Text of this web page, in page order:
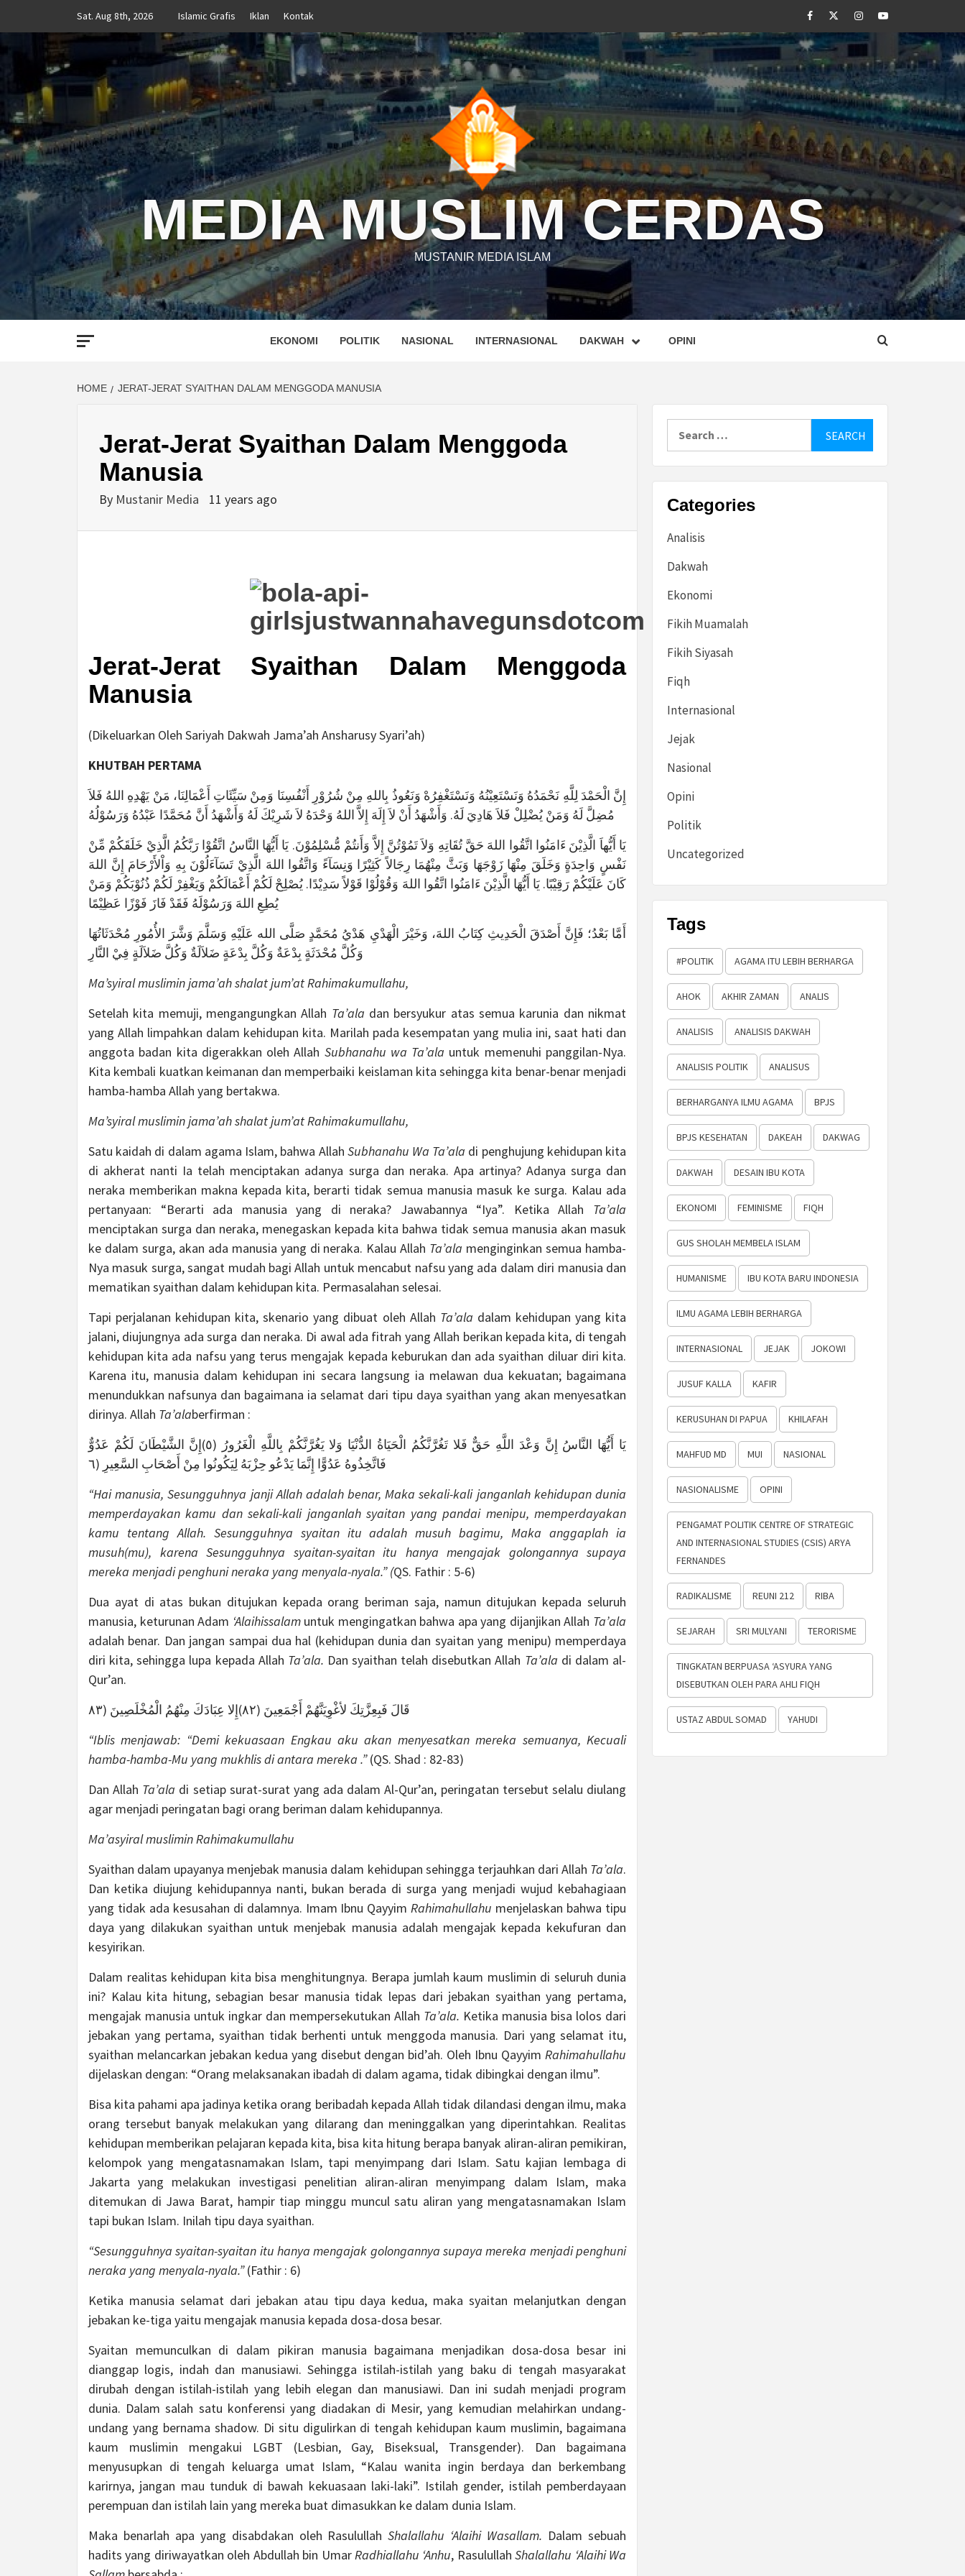
Sat. Aug 8th, 2026 Islamic Grafis Iklan Kontak FacebookTwitterInstagram
Youtube
MEDIA MUSLIM CERDAS
MUSTANIR MEDIA ISLAM
EKONOMI POLITIK NASIONAL INTERNASIONAL DAKWAH OPINI
HOME JERAT-JERAT SYAITHAN DALAM MENGGODA MANUSIA
Jerat-Jerat Syaithan Dalam Menggoda
Manusia
By Mustanir Media 11 years ago
Jerat-Jerat Syaithan Dalam Menggoda
Manusia
(Dikeluarkan Oleh Sariyah Dakwah Jama’ah Ansharusy Syari’ah)
KHUTBAH PERTAMA
إِنَّ الْحَمْدَ لِلَّهِ نَحْمَدُهُ وَنَسْتَعِيْنُهُ وَنَسْتَغْفِرُهْ وَنَعُوذُ بِاللهِ مِنْ شُرُوْرِ أَنْفُسِنَا وَمِنْ سَيِّئَاتِ أَعْمَالِنَا، مَنْ يَهْدِهِ اللهُ فَلاَ
مُضِلَّ لَهُ وَمَنْ يُضْلِلْ فَلاَ هَادِيَ لَهُ. وَأَشْهَدُ أَنْ لاَ إِلَهَ إِلاَّ اللهُ وَحْدَهُ لاَ شَرِيْكَ لَهُ وَأَشْهَدُ أَنَّ مُحَمَّدًا عَبْدُهُ وَرَسُوْلُهُ
يَا أَيُّهاَ الَّذِيْنَ ءَامَنُوا اتَّقُوا اللهَ حَقَّ تُقَاتِهِ وَلاَ تَمُوْتُنَّ إِلاَّ وَأَنتُمْ مُّسْلِمُوْنَ. يَا أَيُّهَا النَّاسُ اتَّقُوْا رَبَّكُمُ الَّذِيْ خَلَقَكُمْ مِّنْ
نَفْسٍ وَاحِدَةٍ وَخَلَقَ مِنْهَا زَوْجَهَا وَبَثَّ مِنْهُمَا رِجَالاً كَثِيْرًا وَنِسَآءً وَاتَّقُوا اللهَ الَّذِيْ تَسَآءَلُوْنَ بِهِ وَاْلأَرْحَامَ إِنَّ اللهَ
كَانَ عَلَيْكُمْ رَقِيْبًا. يَا أَيُّهَا الَّذِيْنَ ءَامَنُوا اتَّقُوا اللهَ وَقُوْلُوْا قَوْلاً سَدِيْدًا. يُصْلِحْ لَكُمْ أَعْمَالَكُمْ وَيَغْفِرْ لَكُمْ ذُنُوْبَكُمْ وَمَنْ
يُطِعِ اللهَ وَرَسُوْلَهُ فَقَدْ فَازَ فَوْزًا عَظِيْمًا
أَمَّا بَعْدُ؛ فَإِنَّ أَصْدَقَ الْحَدِيثِ كِتَابُ اللهَ، وَخَيْرَ الْهَدْيِ هَدْيُ مُحَمَّدٍ صَلَّى الله عَلَيْهِ وَسَلَّمَ وَشَّرَ الأُمُورِ مُحْدَثَاتُهَا
وَكُلَّ مُحْدَثَةٍ بِدْعَةٌ وَكُلَّ بِدْعَةٍ ضَلاَلَةٌ وَكُلَّ ضَلاَلَةٍ فِيْ النَّارِ
Ma’syiral muslimin jama’ah shalat jum’at Rahimakumullahu,
Setelah kita memuji, mengangungkan Allah Ta’ala dan bersyukur atas semua karunia dan nikmat
yang Allah limpahkan dalam kehidupan kita. Marilah pada kesempatan yang mulia ini, saat hati dan
anggota badan kita digerakkan oleh Allah Subhanahu wa Ta’ala untuk memenuhi panggilan-Nya.
Kita kembali kuatkan keimanan dan memperbaiki keislaman kita sehingga kita benar-benar menjadi
hamba-hamba Allah yang bertakwa.
Ma’syiral muslimin jama’ah shalat jum’at Rahimakumullahu,
Satu kaidah di dalam agama Islam, bahwa Allah Subhanahu Wa Ta’ala di penghujung kehidupan kita
di akherat nanti Ia telah menciptakan adanya surga dan neraka. Apa artinya? Adanya surga dan
neraka memberikan makna kepada kita, berarti tidak semua manusia masuk ke surga. Kalau ada
pertanyaan: “Berarti ada manusia yang di neraka? Jawabannya “Iya”. Ketika Allah Ta’ala
menciptakan surga dan neraka, menegaskan kepada kita bahwa tidak semua manusia akan masuk
ke dalam surga, akan ada manusia yang di neraka. Kalau Allah Ta’ala menginginkan semua hamba-
Nya masuk surga, sangat mudah bagi Allah untuk mencabut nafsu yang ada dalam diri manusia dan
mematikan syaithan dalam kehidupan kita. Permasalahan selesai.
Tapi perjalanan kehidupan kita, skenario yang dibuat oleh Allah Ta’ala dalam kehidupan yang kita
jalani, diujungnya ada surga dan neraka. Di awal ada fitrah yang Allah berikan kepada kita, di tengah
kehidupan kita ada nafsu yang terus mengajak kepada keburukan dan ada syaithan diluar diri kita.
Karena itu, manusia dalam kehidupan ini secara langsung ia melawan dua kekuatan; bagaimana
menundukkan nafsunya dan bagaimana ia selamat dari tipu daya syaithan yang akan menyesatkan
dirinya. Allah Ta’alaberfirman :
يَا أَيُّهَا النَّاسُ إِنَّ وَعْدَ اللَّهِ حَقٌّ فَلا تَغُرَّنَّكُمُ الْحَيَاةُ الدُّنْيَا وَلا يَغُرَّنَّكُمْ بِاللَّهِ الْغَرُورُ (٥)إِنَّ الشَّيْطَانَ لَكُمْ عَدُوٌّ
فَاتَّخِذُوهُ عَدُوًّا إِنَّمَا يَدْعُو حِزْبَهُ لِيَكُونُوا مِنْ أَصْحَابِ السَّعِيرِ (٦
“Hai manusia, Sesungguhnya janji Allah adalah benar, Maka sekali-kali janganlah kehidupan dunia
memperdayakan kamu dan sekali-kali janganlah syaitan yang pandai menipu, memperdayakan
kamu tentang Allah. Sesungguhnya syaitan itu adalah musuh bagimu, Maka anggaplah ia
musuh(mu), karena Sesungguhnya syaitan-syaitan itu hanya mengajak golongannya supaya
mereka menjadi penghuni neraka yang menyala-nyala.” (QS. Fathir : 5-6)
Dua ayat di atas bukan ditujukan kepada orang beriman saja, namun ditujukan kepada seluruh
manusia, keturunan Adam ‘Alaihissalamuntuk mengingatkan bahwa apa yang dijanjikan Allah Ta’ala
adalah benar. Dan jangan sampai dua hal (kehidupan dunia dan syaitan yang menipu) memperdaya
diri kita, sehingga lupa kepada Allah Ta’ala. Dan syaithan telah disebutkan Allah Ta’ala di dalam al-
Qur’an.
قَالَ فَبِعِزَّتِكَ لأغْوِيَنَّهُمْ أَجْمَعِينَ (٨٢)إِلا عِبَادَكَ مِنْهُمُ الْمُخْلَصِينَ (٨٣
“Iblis menjawab: “Demi kekuasaan Engkau aku akan menyesatkan mereka semuanya, Kecuali
hamba-hamba-Mu yang mukhlis di antara mereka .”(QS. Shad : 82-83)
Dan Allah Ta’ala di setiap surat-surat yang ada dalam Al-Qur’an, peringatan tersebut selalu diulang
agar menjadi peringatan bagi orang beriman dalam kehidupannya.
Ma’asyiral muslimin Rahimakumullahu
Syaithan dalam upayanya menjebak manusia dalam kehidupan sehingga terjauhkan dari Allah Ta’ala.
Dan ketika diujung kehidupannya nanti, bukan berada di surga yang menjadi wujud kebahagiaan
yang tidak ada kesusahan di dalamnya. Imam Ibnu QayyimRahimahullahu menjelaskan bahwa tipu
daya yang dilakukan syaithan untuk menjebak manusia adalah mengajak kepada kekufuran dan
kesyirikan.
Dalam realitas kehidupan kita bisa menghitungnya. Berapa jumlah kaum muslimin di seluruh dunia
ini? Kalau kita hitung, sebagian besar manusia tidak lepas dari jebakan syaithan yang pertama,
mengajak manusia untuk ingkar dan mempersekutukan Allah Ta’ala. Ketika manusia bisa lolos dari
jebakan yang pertama, syaithan tidak berhenti untuk menggoda manusia. Dari yang selamat itu,
syaithan melancarkan jebakan kedua yang disebut dengan bid’ah. Oleh Ibnu Qayyim Rahimahullahu
dijelaskan dengan: “Orang melaksanakan ibadah di dalam agama, tidak dibingkai dengan ilmu”.
Bisa kita pahami apa jadinya ketika orang beribadah kepada Allah tidak dilandasi dengan ilmu, maka
orang tersebut banyak melakukan yang dilarang dan meninggalkan yang diperintahkan. Realitas
kehidupan memberikan pelajaran kepada kita, bisa kita hitung berapa banyak aliran-aliran pemikiran,
kelompok yang mengatasnamakan Islam, tapi menyimpang dari Islam. Satu kajian lembaga di
Jakarta yang melakukan investigasi penelitian aliran-aliran menyimpang dalam Islam, maka
ditemukan di Jawa Barat, hampir tiap minggu muncul satu aliran yang mengatasnamakan Islam
tapi bukan Islam. Inilah tipu daya syaithan.
“Sesungguhnya syaitan-syaitan itu hanya mengajak golongannya supaya mereka menjadi penghuni
neraka yang menyala-nyala.”(Fathir : 6)
Ketika manusia selamat dari jebakan atau tipu daya kedua, maka syaitan melanjutkan dengan
jebakan ke-tiga yaitu mengajak manusia kepada dosa-dosa besar.
Syaitan memunculkan di dalam pikiran manusia bagaimana menjadikan dosa-dosa besar ini
dianggap logis, indah dan manusiawi. Sehingga istilah-istilah yang baku di tengah masyarakat
dirubah dengan istilah-istilah yang lebih elegan dan manusiawi. Dan ini sudah menjadi program
dunia. Dalam salah satu konferensi yang diadakan di Mesir, yang kemudian melahirkan undang-
undang yang bernama shadow. Di situ digulirkan di tengah kehidupan kaum muslimin, bagaimana
kaum muslimin mengakui LGBT (Lesbian, Gay, Biseksual, Transgender). Dan bagaimana
menyusupkan di tengah keluarga umat Islam, “Kalau wanita ingin berdaya dan berkembang
karirnya, jangan mau tunduk di bawah kekuasaan laki-laki”. Istilah gender, istilah pemberdayaan
perempuan dan istilah lain yang mereka buat dimasukkan ke dalam dunia Islam.
Maka benarlah apa yang disabdakan oleh RasulullahShalallahu ‘Alaihi Wasallam. Dalam sebuah
hadits yang diriwayatkan oleh Abdullah bin UmarRadhiallahu ‘Anhu, RasulullahShalallahu ‘Alaihi Wa
Categories
Analisis
Dakwah
Ekonomi
Fikih Muamalah
Fikih Siyasah
Fiqh
Internasional
Jejak
Nasional
Opini
Politik
Uncategorized
Tags
#POLITIK AGAMA ITU LEBIH BERHARGA
AHOK AKHIR ZAMAN ANALIS
ANALISIS ANALISIS DAKWAH
ANALISIS POLITIK ANALISUS
BERHARGANYA ILMU AGAMA BPJS
BPJS KESEHATAN DAKEAH DAKWAG
DAKWAH DESAIN IBU KOTA
EKONOMI FEMINISME FIQH
GUS SHOLAH MEMBELA ISLAM
HUMANISME IBU KOTA BARU INDONESIA
ILMU AGAMA LEBIH BERHARGA
INTERNASIONAL JEJAK JOKOWI
JUSUF KALLA KAFIR
KERUSUHAN DI PAPUA KHILAFAH
MAHFUD MD MUI NASIONAL
NASIONALISME OPINI
PENGAMAT POLITIK CENTRE OF STRATEGIC
AND INTERNASIONAL STUDIES (CSIS) ARYA
FERNANDES
RADIKALISME REUNI 212 RIBA
SEJARAH SRI MULYANI TERORISME
TINGKATAN BERPUASA ‘ASYURA YANG
DISEBUTKAN OLEH PARA AHLI FIQH
USTAZ ABDUL SOMAD YAHUDI